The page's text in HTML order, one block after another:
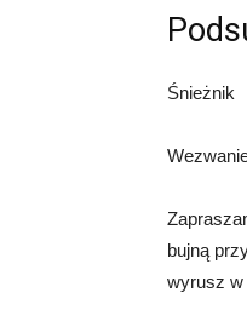
Śnieżnik
bujną
wyrusz w